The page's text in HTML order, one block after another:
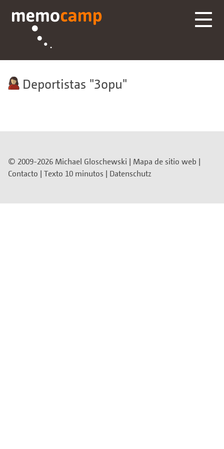
Deportistas 3opu
© 2009-2026 Michael Gloschewski | Mapa de sitio web |
Contacto | Texto 10 minutos | Datenschutz